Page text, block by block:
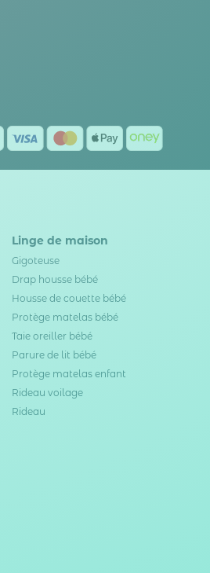
Linge de maison
Gigoteuse
Drap housse bébé
Housse de couette bébé
Protège matelas bébé
Taie oreiller bébé
Parure de lit bébé
Protège matelas enfant
Rideau voilage
Rideau